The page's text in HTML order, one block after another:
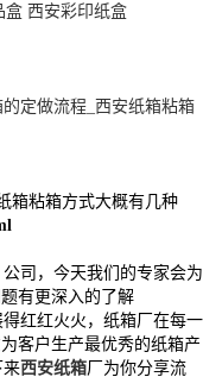
盒 西安彩印纸盒
的定做流程_西安纸箱粘箱
箱粘箱方式大概有几种
司，今天我们的专家会为
有更深入的了解
红红火火，纸箱厂在每一
客户生产最优秀的纸箱产
来西安纸箱厂为你分享流